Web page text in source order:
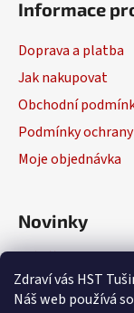
Zdraví vás HST
Náš web používá
Informace
Doprava a platba
Jak nakupovat
Obchodní
Podmínky
Moje objednávka
Novinky
Výběr
29.1.2026